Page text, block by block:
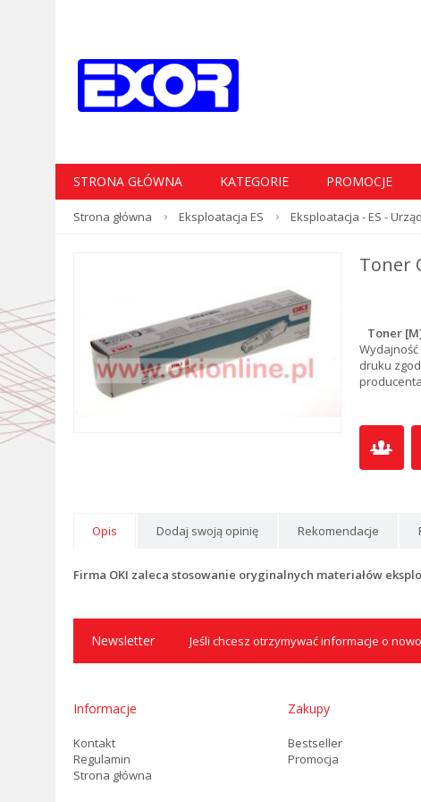
STRONA GŁÓWNA KATEGORIE PROMOCJE
Strona główna Eksploatacja ES Eksploatacja - ES -
Toner
Toner
Wydajność
druku
Opis Dodaj swoją opinię Rekomendacje
Firma OKI zaleca stosowanie oryginalnych materiałów
Newsletter Jeśli chcesz otrzymywać informacje o
Informacje
Kontakt
Regulamin
Strona główna
Zakupy
Bestseller
Promocja